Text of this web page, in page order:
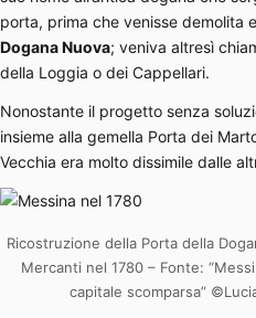
porta, prima che venisse demolita
Dogana Nuova; veniva altresì
della Loggia o dei Cappellari.
Nonostante il progetto senza
insieme alla gemella Porta dei
Vecchia era molto dissimile dalle
Ricostruzione della Porta della
Mercanti nel 1780 – Fonte:
capitale scomparsa”